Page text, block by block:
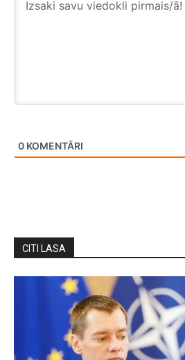
0 KOMENTĀRI
CITI LASA